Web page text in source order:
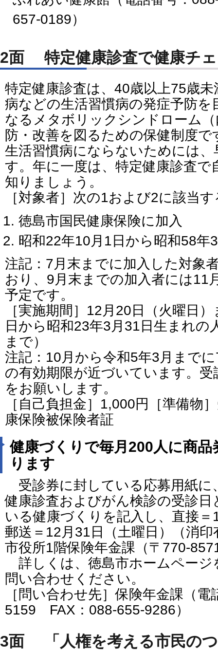
657-0189）
2面 特定健康診査で健康チ
特定健康診査は、40歳以上75歳
病などの生活習慣病の発症予防
なるメタボリックシンドローム
防・改善を図るための保健制度で
生活習慣病にならないためには
す。年に一度は、特定健康診査で
知りましょう。
［対象者］次の1および2に該当
徳島市国民健康保険に加入
昭和22年10月1日から昭和58年
注記：7月末までに加入した対象
おり、9月末までの加入者には11
予定です。
［実施期間］12月20日（火曜日
日から昭和23年3月31日生まれの
まで）
注記：10月から令和5年3月まで
の有効期限が近づいています。
をお願いします。
［自己負担金］1,000円［準備物
康保険被保険者証
健康づくりで毎月200人に商
ります
受診券に封している応募用紙に
健康診査およびがん検診の受診
いる健康づくりを記入し、直接
郵送＝12月31日（土曜日）（消
市役所1階保険年金課（〒770-
詳しくは、徳島市ホームページ
問い合わせください。
［問い合わせ先］保険年金課（
5159 FAX：088-655-9286）
3面 「人権を考える市民